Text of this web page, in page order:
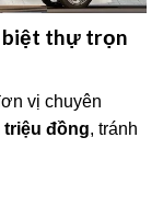
biệt thự trọn
vị chuyên
triệu đồng, tránh